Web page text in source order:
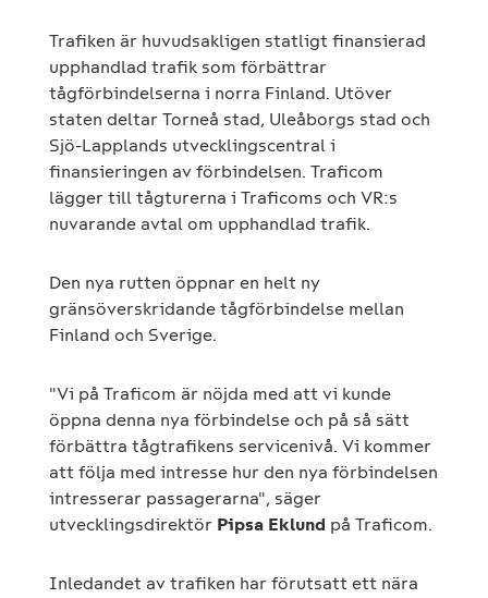
Trafiken är huvudsakligen statligt finansierad
upphandlad trafik som förbättrar
tågförbindelserna i norra Finland. Utöver
staten deltar Torneå stad, Uleåborgs stad och
Sjö-Lapplands utvecklingscentral i
finansieringen av förbindelsen. Traficom
lägger till tågturerna i Traficoms och VR:s
nuvarande avtal om upphandlad trafik.
Den nya rutten öppnar en helt ny
gränsöverskridande tågförbindelse mellan
Finland och Sverige.
"Vi på Traficom är nöjda med att vi kunde
öppna denna nya förbindelse och på så sätt
förbättra tågtrafikens servicenivå. Vi kommer
att följa med intresse hur den nya förbindelsen
intresserar passagerarna", säger
utvecklingsdirektör Pipsa Eklund på Traficom.
Inledandet av trafiken har förutsatt ett nära